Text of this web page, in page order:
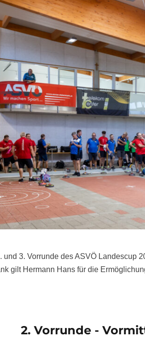
3. Vorrunde des ASVÖ Landescup
gilt Hermann Hans für die
2. Vorrunde -